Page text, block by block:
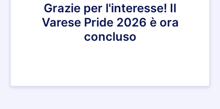
Grazie per l'interesse! Il
Varese Pride 2026 è ora
concluso